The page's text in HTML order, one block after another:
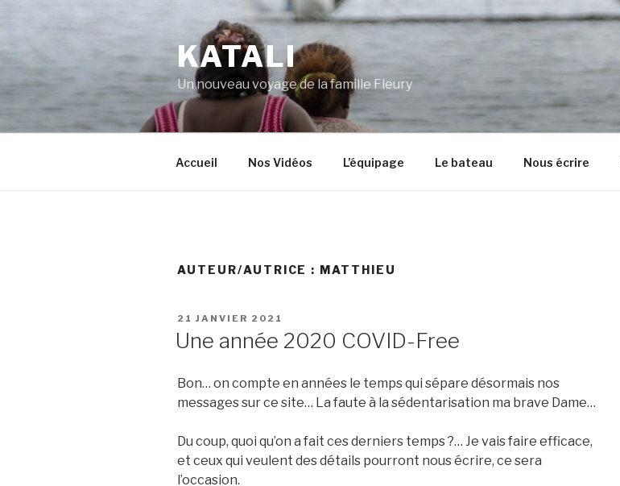
principal
KATALI
Un nouveau voyage de la famille Fleury
Accueil Nos Vidéos L’équipage Le bateau Nous écrire
AUTEUR/AUTRICE : MATTHIEU
PUBLIÉ
21 JANVIER 2021
Une année 2020 COVID-Free
Bon… on compte en années le temps qui sépare désormais nos
messages sur ce site… La faute à la sédentarisation ma brave Dame…
Du coup, quoi qu’on a fait ces derniers temps ?… Je vais faire efficace,
et ceux qui veulent des détails pourront nous écrire, ce sera
l’occasion.